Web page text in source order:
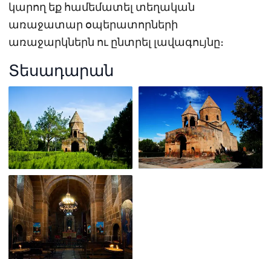
կարող եք համեմատել տեղական
առաջատար օպերատորների
առաջարկներն ու ընտրել լավագույնը։
Տեսադարան